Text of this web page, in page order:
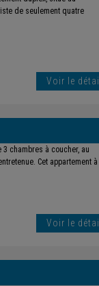
de seulement quatre
Voir le détail
chambres à coucher, au
Cet appartement à
Voir le détail